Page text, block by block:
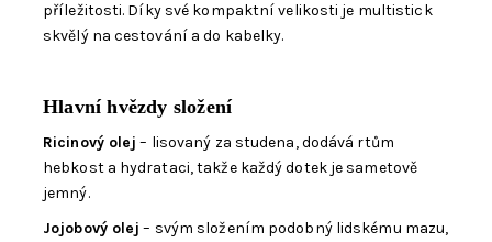
příležitosti. Díky své kompaktní velikosti je multistick
skvělý na cestování a do kabelky.
Hlavní hvězdy složení
Ricinový olej – lisovaný za studena, dodává rtům
hebkost a hydrataci, takže každý dotek je sametově
jemný.
Jojobový olej – svým složením podobný lidskému mazu,